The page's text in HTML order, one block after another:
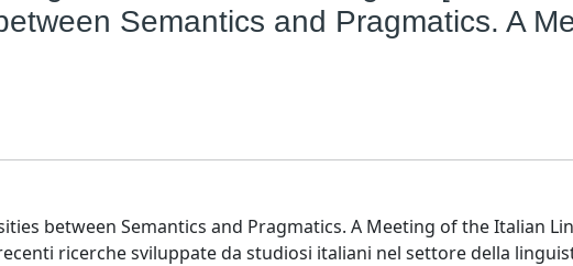
Semantics and Pragmatics. A
between Semantics and Pragmatics. A Meeting of the Italian
ricerche sviluppate da studiosi italiani nel settore della